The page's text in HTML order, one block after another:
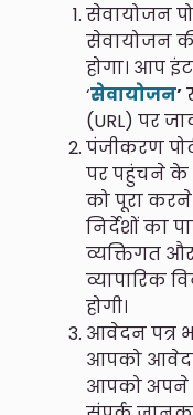
सेवायोजन
सेवायोजन
होगा। आप
‘सेवायोजन’
(URL) पर
पंजीकरण
पर पहुंचने के
को पूरा
निर्देशों का
व्यक्तिगत
व्यापारिक
होगी।
आवेदन पत्र
आपको आवेदन
आपको अपने